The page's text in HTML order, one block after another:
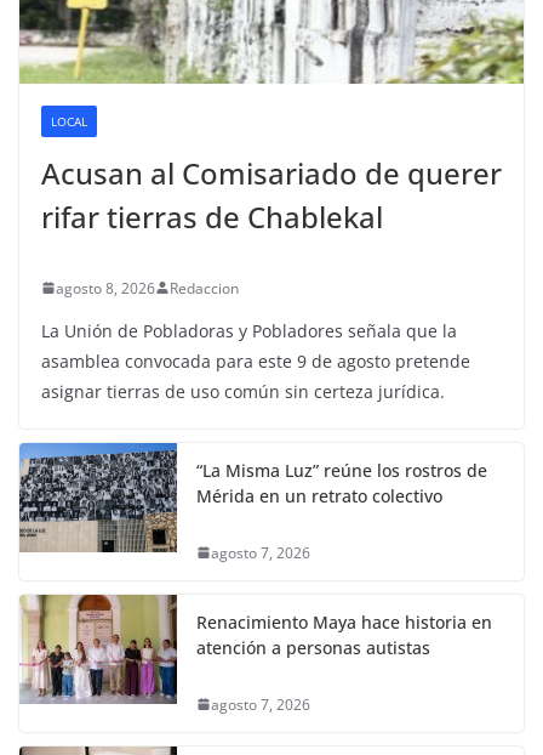
LOCAL
Acusan al Comisariado de querer
rifar tierras de Chablekal
agosto 8, 2026 Redaccion
La Unión de Pobladoras y Pobladores señala que la
asamblea convocada para este 9 de agosto pretende
asignar tierras de uso común sin certeza jurídica.
“La Misma Luz” reúne los rostros de
Mérida en un retrato colectivo
agosto 7, 2026
Renacimiento Maya hace historia en
atención a personas autistas
agosto 7, 2026